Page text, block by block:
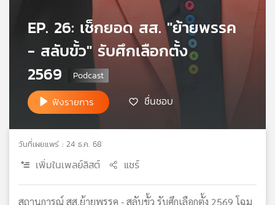
แผนที่
เครือ
EP. 26: เช็กยอด สส. "ย้ายพรรค
- สลับขั้ว" รับศึกเลือกตั้ง
2569
ฟังรายการ ชื่นชอบ
วันที่เผยแพร่ : 24 ธ.ค. 68
เพิ่มในเพลย์ลิสต์ แชร์
สถานการณ์ สส.ย้ายพรรค - สลับขั้ว รับศึกเลือกตั้ง 2569 โฉม